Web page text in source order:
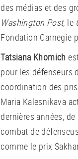
des médias et des
Washington Post, le
Fondation Carnegie
Tatsiana Khomich
pour les défenseurs
coordination des
Maria Kalesnikava
dernières années,
combat de
comme le prix